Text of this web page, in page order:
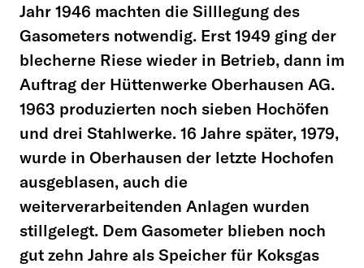
Jahr 1946 machten die Silllegung des
Gasometers notwendig. Erst 1949 ging der
blecherne Riese wieder in Betrieb, dann im
Auftrag der Hüttenwerke Oberhausen AG.
1963 produzierten noch sieben Hochöfen
und drei Stahlwerke. 16 Jahre später, 1979,
wurde in Oberhausen der letzte Hochofen
ausgeblasen, auch die
weiterverarbeitenden Anlagen wurden
stillgelegt. Dem Gasometer blieben noch
gut zehn Jahre als Speicher für Koksgas